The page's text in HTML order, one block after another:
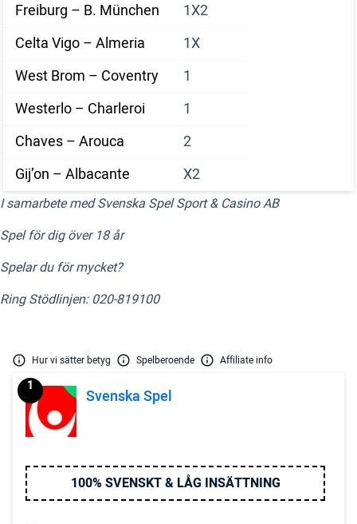
Freiburg – B. München
1X2
Celta Vigo – Almeria
1X
West Brom – Coventry
1
Westerlo – Charleroi
1
Chaves – Arouca
2
Gij’on – Albacante
X2
I samarbete med Svenska Spel Sport & Casino AB
Spel för dig över 18 år
Spelar du för mycket?
Ring Stödlinjen: 020-819100
Hur vi sätter betyg Spelberoende Affiliate info
Svenska Spel
1
100% SVENSKT & LÅG INSÄTTNING